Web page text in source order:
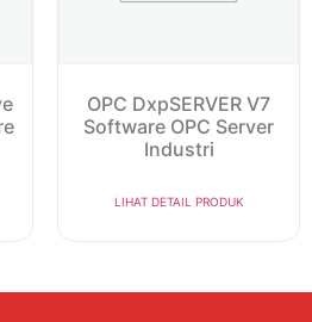
OPC DxpSERVER V7
Software OPC Server
Industri
LIHAT DETAIL PRODUK